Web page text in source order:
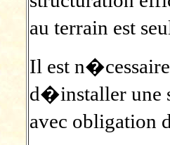
au terrain est
Il est
d�installer
avec obligation